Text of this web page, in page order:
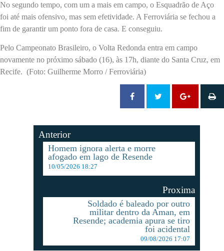
No segundo tempo, com um a mais em campo, o Esquadrão de Aço
foi até mais ofensivo, mas sem efetividade. A Ferroviária se fechou a
fim de garantir um ponto fora de casa. E conseguiu.
Pelo Campeonato Brasileiro, o Volta Redonda entra em campo
novamente no próximo sábado (16), às 17h, diante do Santa Cruz, em
Recife. (Foto: Guilherme Morro / Ferroviária)
Anterior
Homem ignora alerta e morre
afogado em lago de Resende
10/05/2026 18:27
Proxima
Soldado é baleado por outro
militar dentro da Aman, em
Resende; academia apura se tiro
foi acidental
09/08/2026 17:07